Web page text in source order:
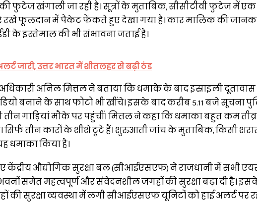
फुटेज खंगाली जा रही है। सूत्रों के मुताबिक, सीसीटीवी फुटेज में
रखे फूलदान में पैकेट फेंकते हुए देखा गया है। कार मालिक की
के इस्तेमाल की भी संभावना जताई है।
जारी, उत्तर भारत में शीतलहर से बढ़ी ठंड
अनिल मित्तल ने बताया कि धमाके के बाद इस्राइली
बनाने के साथ फोटो भी खींचे। इसके बाद करीब 5.11 बजे सूचना
गाड़ियां मौके पर पहुंचीं। मित्तल ने कहा कि धमाका बहुत कम
सिर्फ तीन कारों के शीशे टूटे हैं। शुरुआती जांच के मुताबिक, किसी
धमाका किया है।
केंद्रीय औद्योगिक सुरक्षा बल (सीआईएसएफ) ने राजधानी में सभी
समेत महत्वपूर्ण और संवेदनशील जगहों की सुरक्षा बढ़ा दी है।
की सुरक्षा व्यवस्था में लगी सीआईएसएफ यूनिटों को हाई अलर्ट पर